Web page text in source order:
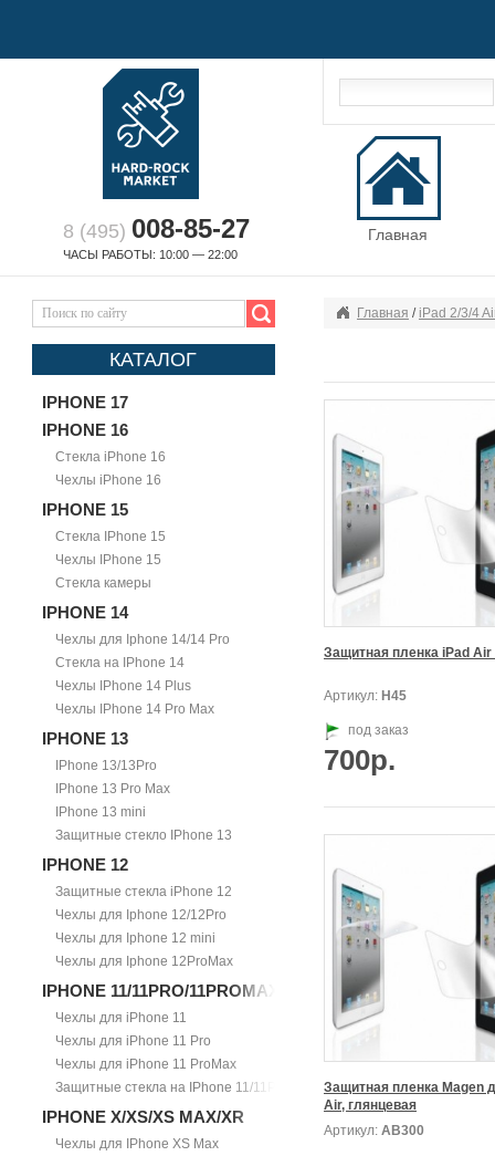
8 (495) 008-85-27
ЧАСЫ РАБОТЫ: 10:00 — 22:00
Главная
КАТАЛОГ
IPHONE 17
IPHONE 16
Стекла iPhone 16
Чехлы iPhone 16
IPHONE 15
Стекла IPhone 15
Чехлы IPhone 15
Стекла камеры
IPHONE 14
Чехлы для Iphone 14/14 Pro
Стекла на IPhone 14
Чехлы IPhone 14 Plus
Чехлы IPhone 14 Pro Max
IPHONE 13
IPhone 13/13Pro
IPhone 13 Pro Max
IPhone 13 mini
Защитные стекло IPhone 13
IPHONE 12
Защитные стекла iPhone 12
Чехлы для Iphone 12/12Pro
Чехлы для Iphone 12 mini
Чехлы для Iphone 12ProMax
IPHONE 11/11PRO/11PROMAX
Чехлы для iPhone 11
Чехлы для iPhone 11 Pro
Чехлы для iPhone 11 ProMax
Защитные стекла на IPhone 11/11Pro/11ProMax
IPHONE X/XS/XS MAX/XR
Чехлы для IPhone XS Max
Главная / iPad 2/3/4
Защитная пленка iPad Air
Артикул: Н45
под заказ
700р.
Защитная пленка Magen
Air, глянцевая
Артикул: АВ300